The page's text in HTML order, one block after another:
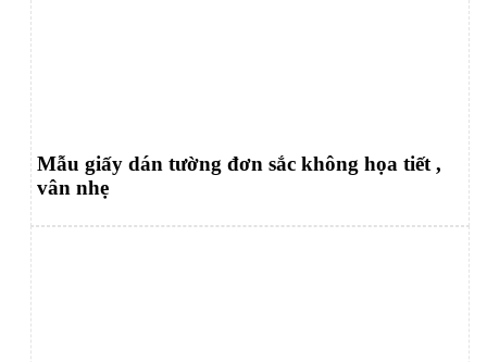
Mẫu giấy dán tường đơn sắc không họa tiết ,
vân nhẹ